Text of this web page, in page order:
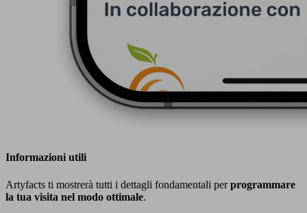
Informazioni utili
Artyfacts ti mostrerà tutti i dettagli fondamentali perprogrammare
la tua visita nel modo ottimale.